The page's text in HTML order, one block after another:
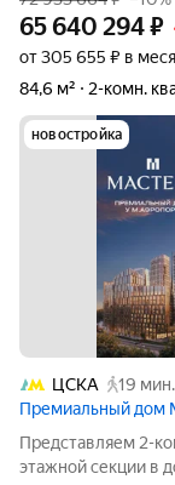
65 640 294₽
от 305 655 ₽ в
84,6 м²
2-комн.
новостройка
ЦСКА
19 мин.
Премиальный дом
Представляем 2-
этажной секции в